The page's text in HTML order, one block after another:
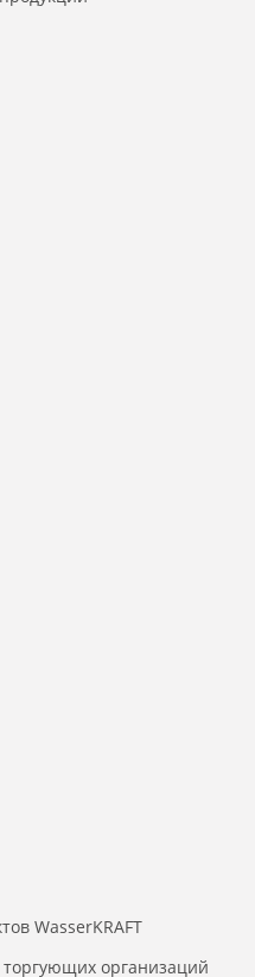
WasserKRAFT
организаций